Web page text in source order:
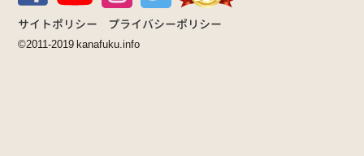
サイトポリシー プライバシーポリシー
©2011-2019 kanafuku.info